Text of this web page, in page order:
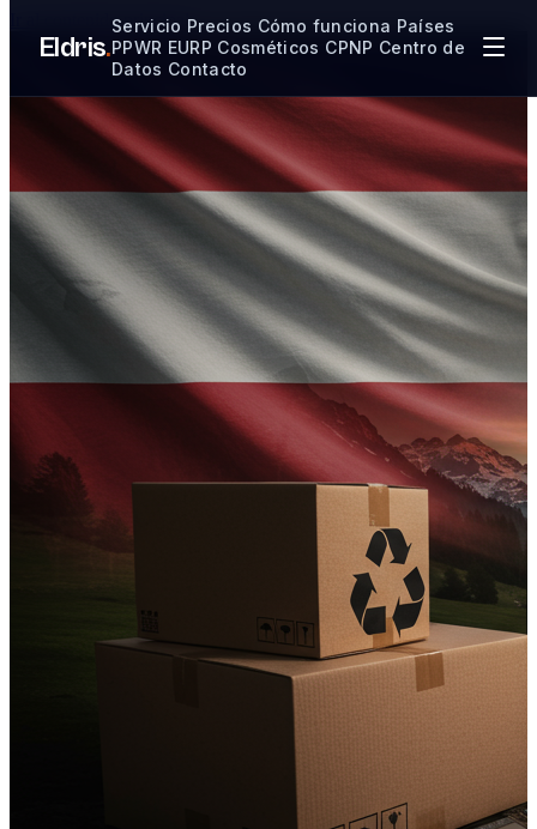
Ir al contenido principal
Eldris.
Servicio Precios Cómo funciona Países
PPWR EURP Cosméticos CPNP Centro de
Datos Contacto